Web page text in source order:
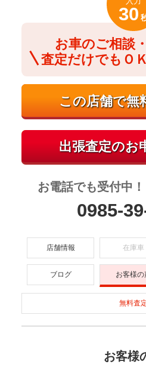
お車のご相談・
査定だけでもＯ
30
お電話でも受付中！
0985-
店舗情報 在庫車
ブログ お客様の
無料査
お客様